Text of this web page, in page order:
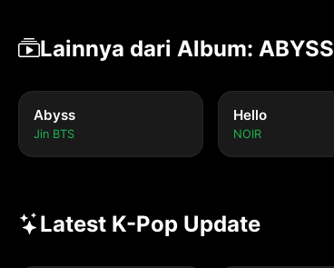
Lainnya dari Album: ABYSS
Abyss
Jin BTS
Hello
NOIR
Latest K-Pop Update